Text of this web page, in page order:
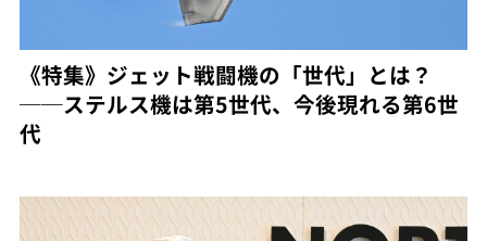
《特集》ジェット戦闘機の「世代」とは？
──ステルス機は第5世代、今後現れる第6世
代